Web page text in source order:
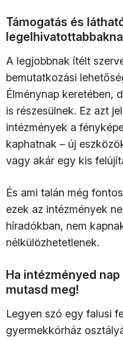
Támogatás és
A legjobbnak ítélt
bemutatkozási
Élménynap keretében,
is részesülnek. Ez azt
intézmények a
kaphatnak – új
vagy akár egy kis
És ami talán még
ezek az intézmények
híradókban, nem
nélkülözhetetlenek.
Ha intézményed
mutasd meg!
Legyen szó egy falusi
gyermekkórház